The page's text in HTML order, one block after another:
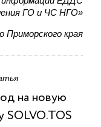
ГО и ЧС НГО»
края
на новую
SOLVO.TOS